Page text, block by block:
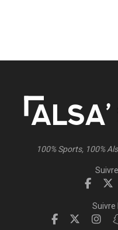
100% Sports, 100%
Suivre